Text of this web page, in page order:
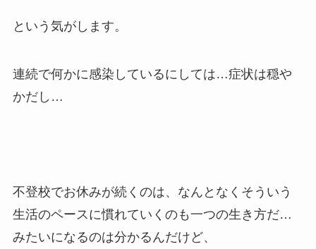
という気がします。
連続で何かに感染しているにしては…症状は穏や
かだし…
不登校でお休みが続くのは、なんとなくそういう
生活のペースに慣れていくのも一つの生き方だ…
みたいになるのは分かるんだけど、